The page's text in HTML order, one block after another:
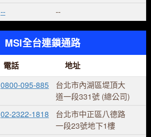
-- --
MSI全台連鎖通路
電話
地址
0800-095-885
台北市內湖區堤頂大
道一段331號 (總公司)
02-2322-1818
台北市中正區八德路
一段23號地下1樓